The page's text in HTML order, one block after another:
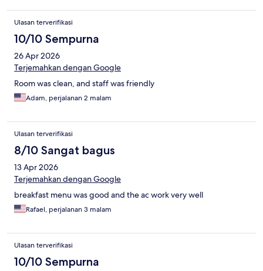
Ulasan terverifikasi
10/10 Sempurna
26 Apr 2026
Terjemahkan dengan Google
Room was clean, and staff was friendly
Adam, perjalanan 2 malam
Ulasan terverifikasi
8/10 Sangat bagus
13 Apr 2026
Terjemahkan dengan Google
breakfast menu was good and the ac work very well
Rafael, perjalanan 3 malam
Ulasan terverifikasi
10/10 Sempurna